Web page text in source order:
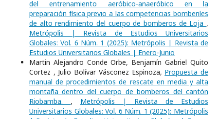
del entrenamiento aeróbico-anaeróbico en la
preparación física previo a las competencias bomberiles
de alto rendimiento del cuerpo de bomberos de Loja ,
Metrópolis | Revista de Estudios Universitarios
Globales: Vol. 6 Núm. 1 (2025): Metrópolis | Revista de
Estudios Universitarios Globales | Enero-Junio
Martin Alejandro Conde Orbe, Benjamín Gabriel Quito
Cortez , Julio Bolívar Vásconez Espinoza, Propuesta de
manual de procedimientos de rescate en media y alta
montaña dentro del cuerpo de bomberos del cantón
Riobamba. , Metrópolis | Revista de Estudios
Universitarios Globales: Vol. 6 Núm. 1 (2025): Metrópolis